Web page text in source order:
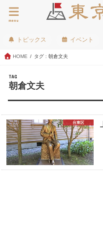
menu
トピックス イベント
HOME タグ : 朝倉文夫
TAG
朝倉文夫
台東区